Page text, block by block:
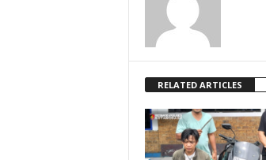
RELATED ARTICLES